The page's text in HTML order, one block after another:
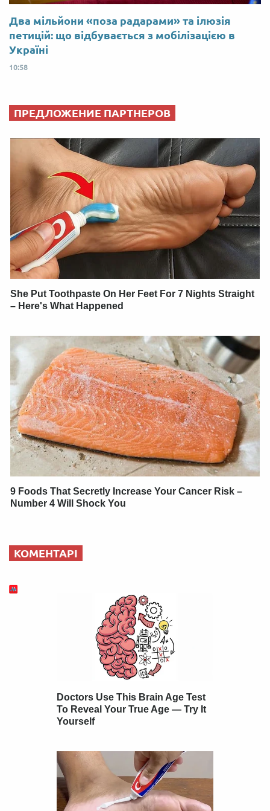
Два мільйони «поза радарами» та ілюзія
петицій: що відбувається з мобілізацією в
Україні
10:58
ПРЕДЛОЖЕНИЕ ПАРТНЕРОВ
She Put Toothpaste On Her Feet For 7 Nights Straight
– Here's What Happened
9 Foods That Secretly Increase Your Cancer Risk –
Number 4 Will Shock You
КОМЕНТАРІ